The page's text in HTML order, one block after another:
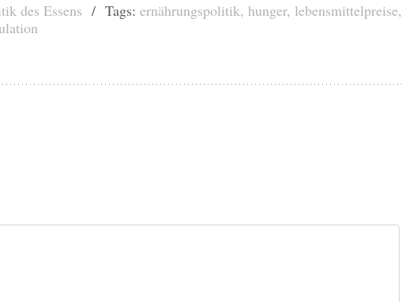
des Essens / Tags: ernährungspolitik, hunger, lebensmittelpreise,